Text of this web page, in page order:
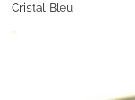
Cristal Bleu